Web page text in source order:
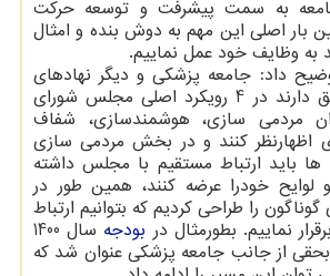
به سمت پیشرفت و توسعه حرکت
بار اصلی این مهم به دوش بنده و امثال
به وظایف خود عمل نماییم.
داد: جامعه پزشکی و دیگر نهادهای
تخصصی مردمی حق دارند در 4 رویکرد اصلی مجلس شورای
مردمی سازی، هوشمندسازی، شفاف
اظهارنظر کنند و در بخش مردمی سازی
باید ارتباط مستقیم با مجلس داشته
لوایح خودرا عرضه کنند، همین طور در
را طراحی کردیم که بتوانیم ارتباط
نماییم. بطورمثال در بودجه
سال 1400
بحقی از جانب جامعه پزشکی عنوان شد که